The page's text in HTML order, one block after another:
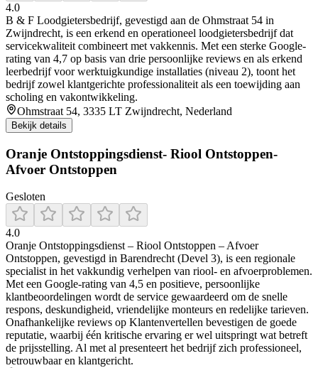
4.0
B & F Loodgietersbedrijf, gevestigd aan de Ohmstraat 54 in
Zwijndrecht, is een erkend en operationeel loodgietersbedrijf dat
servicekwaliteit combineert met vakkennis. Met een sterke Google-
rating van 4,7 op basis van drie persoonlijke reviews en als erkend
leerbedrijf voor werktuigkundige installaties (niveau 2), toont het
bedrijf zowel klantgerichte professionaliteit als een toewijding aan
scholing en vakontwikkeling.
Ohmstraat 54, 3335 LT Zwijndrecht, Nederland
Bekijk details
Oranje Ontstoppingsdienst- Riool Ontstoppen-
Afvoer Ontstoppen
Gesloten
4.0
Oranje Ontstoppingsdienst – Riool Ontstoppen – Afvoer
Ontstoppen, gevestigd in Barendrecht (Devel 3), is een regionale
specialist in het vakkundig verhelpen van riool- en afvoerproblemen.
Met een Google‑rating van 4,5 en positieve, persoonlijke
klantbeoordelingen wordt de service gewaardeerd om de snelle
respons, deskundigheid, vriendelijke monteurs en redelijke tarieven.
Onafhankelijke reviews op Klantenvertellen bevestigen de goede
reputatie, waarbij één kritische ervaring er wel uitspringt wat betreft
de prijsstelling. Al met al presenteert het bedrijf zich professioneel,
betrouwbaar en klantgericht.